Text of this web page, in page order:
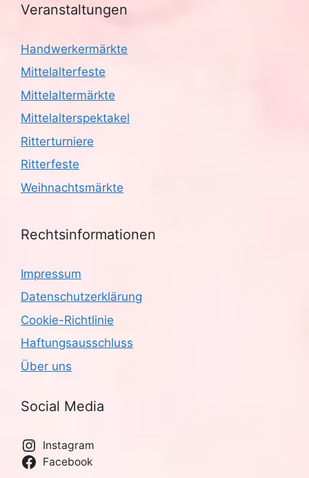
Veranstaltungen
Handwerkermärkte
Mittelalterfeste
Mittelaltermärkte
Mittelalterspektakel
Ritterturniere
Ritterfeste
Weihnachtsmärkte
Rechtsinformationen
Impressum
Datenschutzerklärung
Cookie-Richtlinie
Haftungsausschluss
Über uns
Social Media
Instagram
Facebook